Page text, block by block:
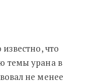
что
темы урана в
не менее